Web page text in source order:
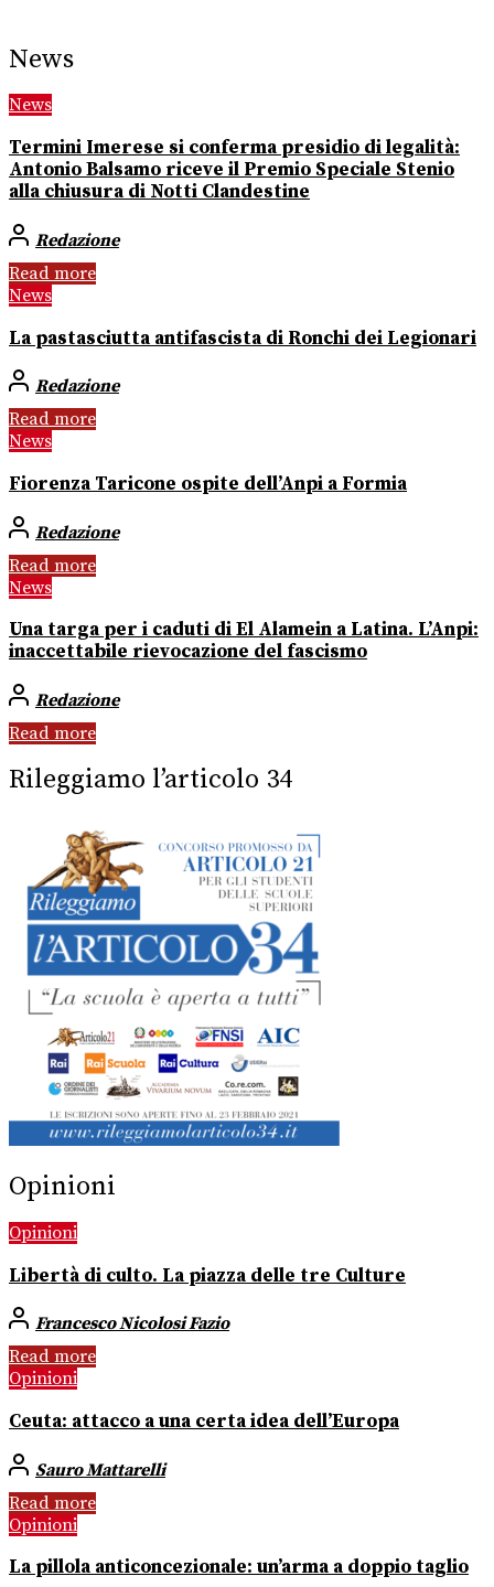
News
News
Termini Imerese si conferma presidio di legalità:
Antonio Balsamo riceve il Premio Speciale Stenio
alla chiusura di Notti Clandestine
Redazione
Read more
News
La pastasciutta antifascista di Ronchi dei Legionari
Redazione
Read more
News
Fiorenza Taricone ospite dell’Anpi a Formia
Redazione
Read more
News
Una targa per i caduti di El Alamein a Latina. L’Anpi:
inaccettabile rievocazione del fascismo
Redazione
Read more
Rileggiamo l’articolo 34
Opinioni
Opinioni
Libertà di culto. La piazza delle tre Culture
Francesco Nicolosi Fazio
Read more
Opinioni
Ceuta: attacco a una certa idea dell’Europa
Sauro Mattarelli
Read more
Opinioni
La pillola anticoncezionale: un’arma a doppio taglio